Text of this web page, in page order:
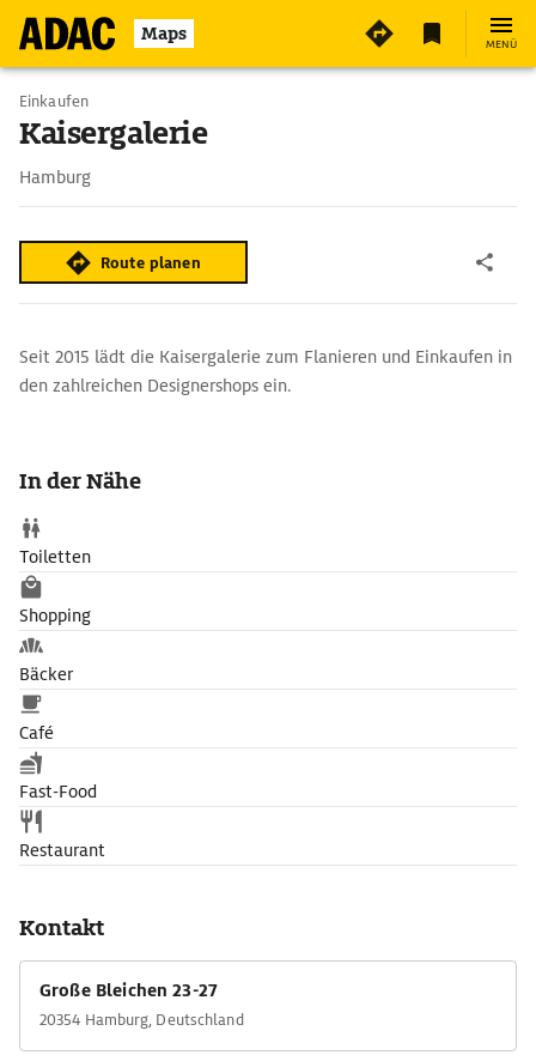
Maps MENÜ
Einkaufen
Kaisergalerie
Hamburg
Route planen
Seit 2015 lädt die Kaisergalerie zum Flanieren und Einkaufen in
den zahlreichen Designershops ein.
In der Nähe
Toiletten
Shopping
Bäcker
Café
Fast-Food
Restaurant
Kontakt
Große Bleichen 23-27
20354 Hamburg, Deutschland